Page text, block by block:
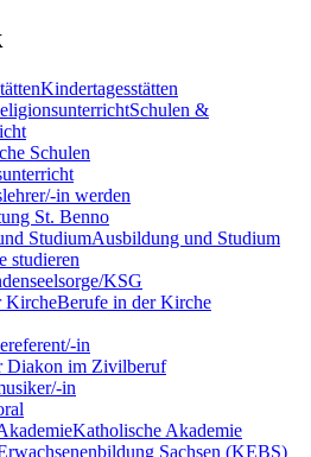
Kindertagesstätten
Schulen &
Schulen
in werden
St. Benno
Ausbildung und Studium
studieren
KSG
Berufe in der Kirche
in
Diakon im Zivilberuf
in
Katholische Akademie